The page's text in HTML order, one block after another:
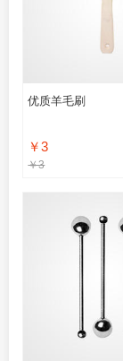
优质羊毛刷
￥3
￥3